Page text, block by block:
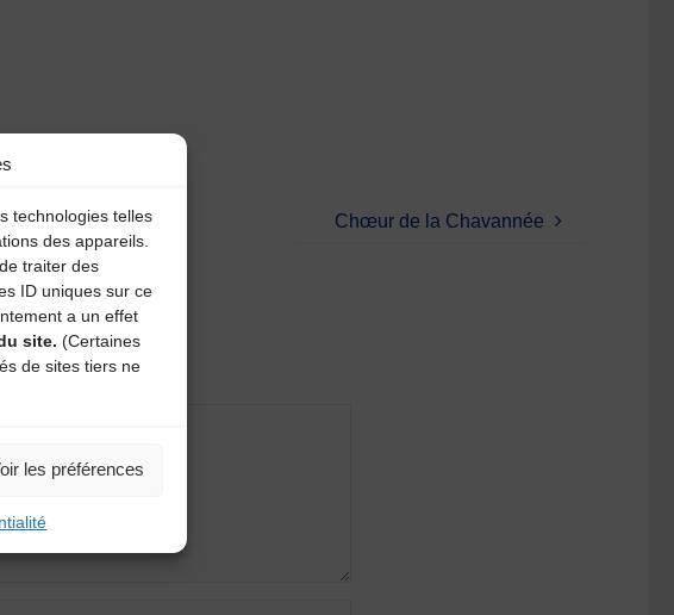
technologies telles
des appareils.
traiter des
ID uniques sur ce
a un effet
site. (Certaines
de sites tiers ne
les préférences
Chœur de la Chavannée